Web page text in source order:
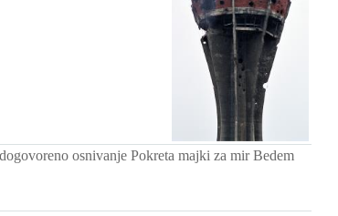
osnivanje Pokreta majki za mir Bedem